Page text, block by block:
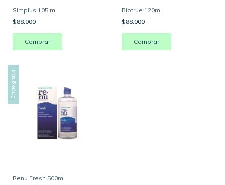
Simplus 105 ml
$88.000
Biotrue 120ml
$88.000
Envío gratis
Renu Fresh 500ml